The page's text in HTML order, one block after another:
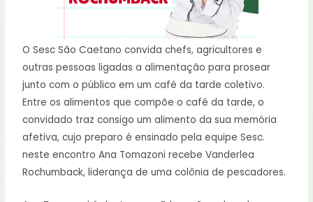
O Sesc São Caetano convida chefs, agricultores e
outras pessoas ligadas a alimentação para prosear
junto com o público em um café da tarde coletivo.
Entre os alimentos que compõe o café da tarde, o
convidado traz consigo um alimento da sua memória
afetiva, cujo preparo é ensinado pela equipe Sesc.
neste encontro Ana Tomazoni recebe Vanderlea
Rochumback, liderança de uma colônia de pescadores.